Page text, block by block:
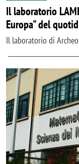
Il laboratorio
Europa" del
Il laboratorio di